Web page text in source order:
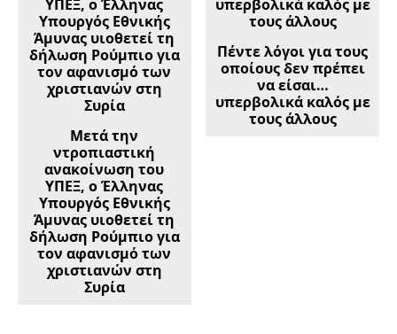
Μετά την
ντροπιαστική
ανακοίνωση του
ΥΠΕΞ, ο Έλληνας
Υπουργός Εθνικής
Άμυνας υιοθετεί τη
δήλωση Ρούμπιο για
τον αφανισμό των
χριστιανών στη
Συρία
Πέντε λόγοι για τους
οποίους δεν πρέπει
να είσαι…
υπερβολικά καλός με
τους άλλους